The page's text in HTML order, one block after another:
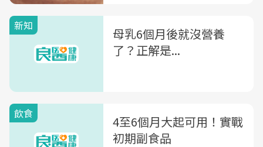
新知
母乳6個月後就沒營養
了？正解是...
飲食
4至6個月大起可用！實戰
初期副食品